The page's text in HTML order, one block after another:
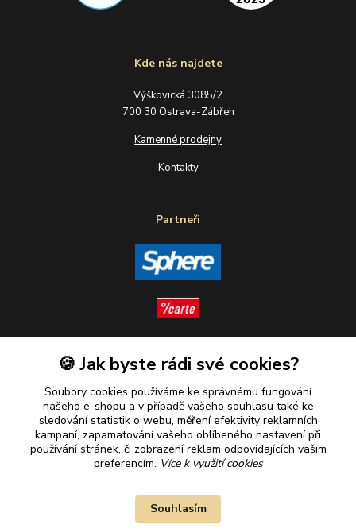
Kde nás najdete
Výškovická 3085/2
700 30 Ostrava-Zábřeh
Kamenné prodejny
Kontakty
Partneři
Sledujte nás
Plaťte u nás bezpečně
🍪 Jak byste rádi své cookies?
Soubory cookies používáme ke správnému fungování
našeho e-shopu a v případě vašeho souhlasu také ke
sledování statistik o webu, měření efektivity reklamních
kampaní, zapamatování vašeho oblíbeného nastavení při
používání stránek, či zobrazení reklam odpovídajících vašim
preferencím. Více k využití cookies
Souhlasím